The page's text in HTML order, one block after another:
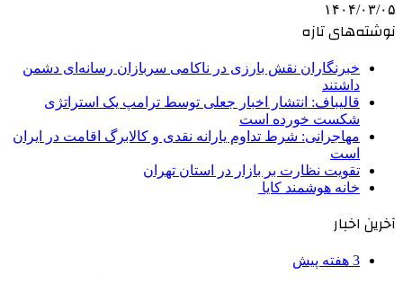
۱۴۰۴/۰۳/۰۵
نوشته‌های تازه
خبرنگاران نقش بارزی در ناکامی سربازان رسانه‌ای دشمن
داشتند
قالیباف: انتشار اخبار جعلی توسط ترامپ یک استراتژی
شکست خورده است
مهاجرانی: شرط تداوم یارانه نقدی و کالابرگ اقامت در ایران
است
تقویت نظارت بر بازار در استان تهران
خانه هوشمند کایا
آخرین اخبار
3 هفته پیش